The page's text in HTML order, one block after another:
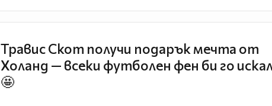
Травис Скот получи подарък мечта от
Холанд — всеки футболен фен би го
🤩